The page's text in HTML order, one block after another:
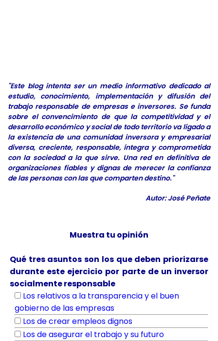
"Este blog intenta ser un medio informativo dedicado al
estudio, conocimiento, implementación y difusión del
trabajo responsable de empresas e inversores. Se funda
sobre el convencimiento de que la competitividad y el
desarrollo económico y social de todo territorio va ligado a
la existencia de una comunidad inversora y empresarial
diversa, creciente, responsable, íntegra y comprometida
con la sociedad a la que sirve. Una red en definitiva de
organizaciones fiables y dignas de merecer la confianza
de las personas con las que comparten destino."
Autor: José Peñate
Muestra tu opinión
Qué tres asuntos son los que deben priorizarse
durante este ejercicio por parte de un inversor
socialmente responsable
Los relativos a la transparencia y el buen
gobierno de las empresas
Los de crear empleos dignos
Los de asegurar el trabajo y su futuro